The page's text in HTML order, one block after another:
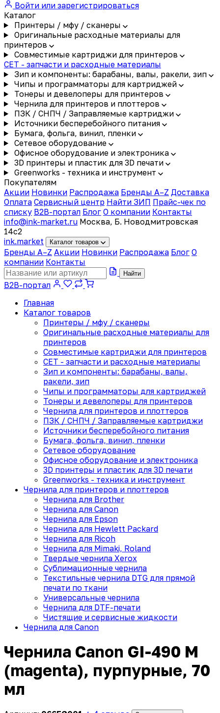
Войти или зарегистрироваться
Каталог
Принтеры / мфу / сканеры
Оригинальные расходные материалы для
принтеров
Совместимые картриджи для принтеров
CET - запчасти и расходные материалы
Зип и компоненты: барабаны, валы, ракели, зип
Чипы и программаторы для картриджей
Тонеры и девелоперы для принтеров
Чернила для принтеров и плоттеров
ПЗК / СНПЧ / Заправляемые картриджи
Источники бесперебойного питания
Бумага, фольга, винил, пленки
Сетевое оборудование
Офисное оборудование и электроника
3D принтеры и пластик для 3D печати
Greenworks - техника и инструмент
Покупателям
Акции Новинки Распродажа Бренды A–Z Доставка
Оплата Сервисный центр Найти ЗИП Прайс-чек по
списку B2B-портал Блог О компании Контакты
info@ink-market.ru Москва, Б. Новодмитровская
14с2
ink.market Каталог товаров
Бренды A–Z Акции Новинки Распродажа Блог О
компании Контакты
Найти
B2B-портал
Главная
Каталог товаров
Принтеры / мфу / сканеры
Оригинальные расходные материалы для
принтеров
Совместимые картриджи для принтеров
CET - запчасти и расходные материалы
Зип и компоненты: барабаны, валы,
ракели, зип
Чипы и программаторы для картриджей
Тонеры и девелоперы для принтеров
Чернила для принтеров и плоттеров
ПЗК / СНПЧ / Заправляемые картриджи
Источники бесперебойного питания
Бумага, фольга, винил, пленки
Сетевое оборудование
Офисное оборудование и электроника
3D принтеры и пластик для 3D печати
Greenworks - техника и инструмент
Чернила для принтеров и плоттеров
Чернила для Brother
Чернила для Canon
Чернила для Epson
Чернила для Hewlett Packard
Чернила для Ricoh
Чернила для Mimaki, Roland
Твердые чернила Xerox
Сублимационные чернила
Текстильные чернила DTG для прямой
печати по ткани
Универсальные чернила
Чернила для DTF-печати
Чистящие и сервисные жидкости
Чернила для Canon
Чернила Canon GI-490 M
(magenta), пурпурные, 70
мл